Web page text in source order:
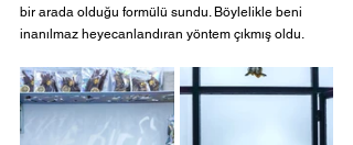
bir arada olduğu formülü sundu. Böylelikle beni
inanılmaz heyecanlandıran yöntem çıkmış oldu.